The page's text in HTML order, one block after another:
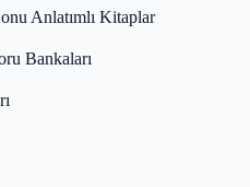
Anlatımlı Kitaplar
Bankaları